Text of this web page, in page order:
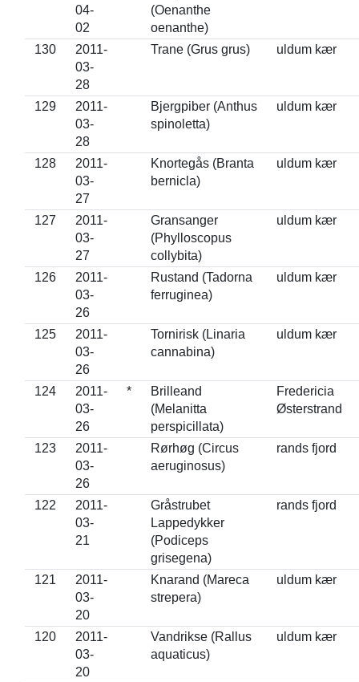
04-
02
(Oenanthe
oenanthe)
130
2011-
03-
28
Trane (Grus grus) uldum kær
129
2011-
03-
28
Bjergpiber (Anthus
spinoletta)
uldum kær
128
2011-
03-
27
Knortegås (Branta
bernicla)
uldum kær
127
2011-
03-
27
Gransanger
(Phylloscopus
collybita)
uldum kær
126
2011-
03-
26
Rustand (Tadorna
ferruginea)
uldum kær
125
2011-
03-
26
Tornirisk (Linaria
cannabina)
uldum kær
124
2011-
03-
26
*
Brilleand
(Melanitta
perspicillata)
Fredericia
Østerstrand
123
2011-
03-
26
Rørhøg (Circus
aeruginosus)
rands fjord
122
2011-
03-
21
Gråstrubet
Lappedykker
(Podiceps
grisegena)
rands fjord
121
2011-
03-
20
Knarand (Mareca
strepera)
uldum kær
120
2011-
03-
20
Vandrikse (Rallus
aquaticus)
uldum kær